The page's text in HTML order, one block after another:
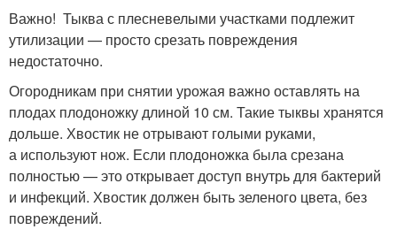
Важно! Тыква с плесневелыми участками подлежит
утилизации — просто срезать повреждения
недостаточно.
Огородникам при снятии урожая важно оставлять на
плодах плодоножку длиной 10 см. Такие тыквы хранятся
дольше. Хвостик не отрывают голыми руками,
а используют нож. Если плодоножка была срезана
полностью — это открывает доступ внутрь для бактерий
и инфекций. Хвостик должен быть зеленого цвета, без
повреждений.